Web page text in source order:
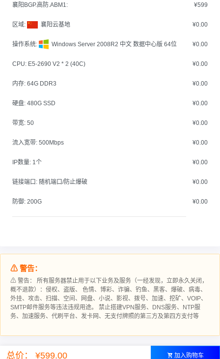
襄阳BGP.高防.ABM1: ¥599
区域: 襄阳云基地 ¥0.00
操作系统: Windows Server 2008R2 中文 数据中心版 64位 ¥0.00
CPU: E5-2690 V2 * 2 (40C) ¥0.00
内存: 64G DDR3 ¥0.00
硬盘: 480G SSD ¥0.00
带宽: 50 ¥0.00
流入宽带: 500Mbps ¥0.00
IP数量: 1个 ¥0.00
链接端口: 随机端口/防止爆破 ¥0.00
防御: 200G ¥0.00
总价： ¥599.00 加入购物车
⚠ 警告：
⚠ 警告： 所有服务器禁止用于以下业务及服务（一经发现，立即永久关闭，
概不退款）：侵权、盗版、 色情、博彩、诈骗、钓鱼、黑客、爆破、病毒、
外挂、攻击、扫描、空间、网盘、小说、影视、拨号、加速、挖矿、VOIP、
SMTP邮件服务等违法违规用途。 禁止搭建VPN服务、DNS服务、NTP服
务、加速服务、代刷平台、发卡网、无支付牌照的第三方及第四方支付等